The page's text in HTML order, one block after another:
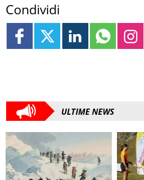
Condividi
ULTIME NEWS